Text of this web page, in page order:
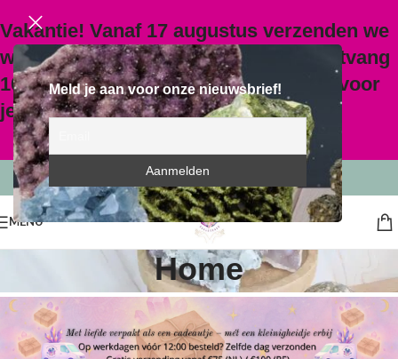
Meld je aan voor onze nieuwsbrief!
Vakantie! Vanaf 17 augustus verzenden we
weer. Gebruik code VAKANTIE
en ontvang
10% korting vanaf €20,- als bedankje voor
je geduld.
MENU
Home